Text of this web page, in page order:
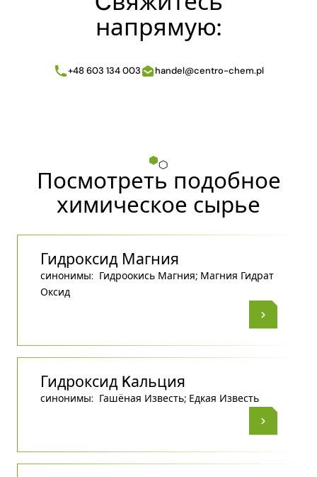
напрямую:
+48 603 134 003 handel@centro-chem.pl
Посмотреть подобное
химическое сырье
Гидроксид Магния
синонимы: Гидроокись Магния; Магния Гидрат
Оксид
Гидроксид Kальция
синонимы: Гашёная Известь; Едкая Известь